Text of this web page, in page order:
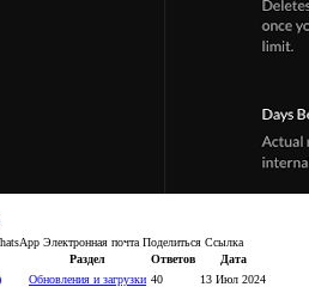
Электронная почта Поделиться Ссылка
Раздел Ответов
Дата
Обновления и загрузки 40
13 Июл 2024